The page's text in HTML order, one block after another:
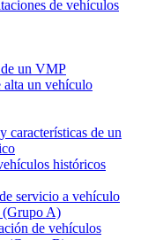
de vehículos
un VMP
alta un vehículo
características de un
históricos
servicio a vehículo
(Grupo A)
de vehículos